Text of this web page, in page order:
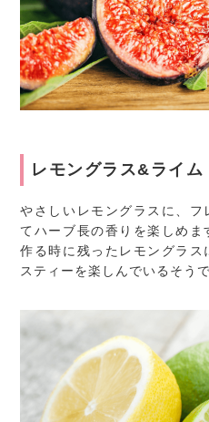
レモングラス&ライム
やさしいレモングラスに、フ
てハーブ長の香りを楽しめ
作る時に残ったレモングラス
スティーを楽しんでいるそう